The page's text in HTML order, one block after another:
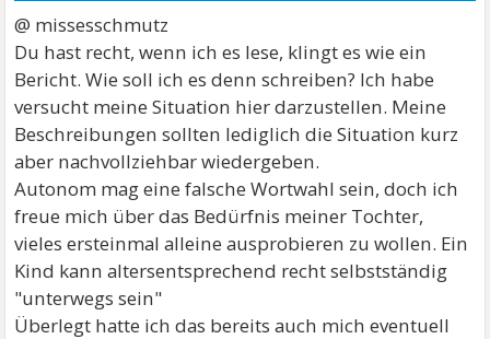
@ missesschmutz
Du hast recht, wenn ich es lese, klingt es wie ein
Bericht. Wie soll ich es denn schreiben? Ich habe
versucht meine Situation hier darzustellen. Meine
Beschreibungen sollten lediglich die Situation kurz
aber nachvollziehbar wiedergeben.
Autonom mag eine falsche Wortwahl sein, doch ich
freue mich über das Bedürfnis meiner Tochter,
vieles ersteinmal alleine ausprobieren zu wollen. Ein
Kind kann altersentsprechend recht selbstständig
"unterwegs sein"
Überlegt hatte ich das bereits auch mich eventuell